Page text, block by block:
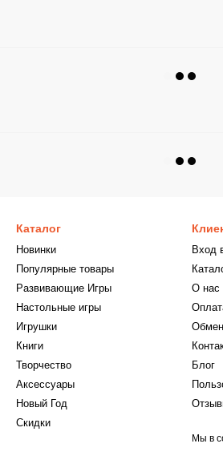
Каталог
Новинки
Популярные товары
Развивающие Игры
Настольные игры
Игрушки
Книги
Творчество
Аксессуары
Новый Год
Скидки
Вход
О нас
Блог
Мы в